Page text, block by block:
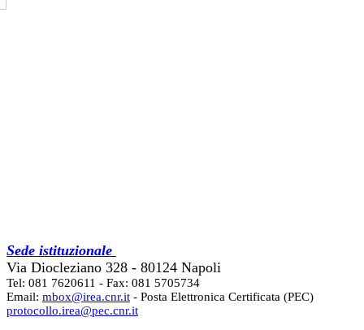
Sede istituzionale
Via Diocleziano 328 - 80124 Napoli
Tel: 081 7620611 - Fax: 081 5705734
Email: mbox@irea.cnr.it - Posta Elettronica Certificata (PEC)
protocollo.irea@pec.cnr.it